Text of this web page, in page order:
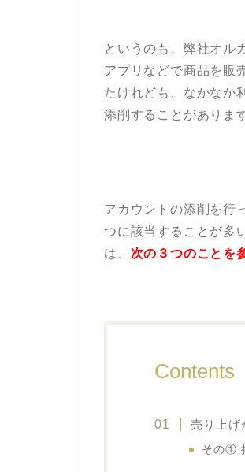
というのも、弊社オル
アプリなどで商品を販
たけれども、なかなか
添削することがありま
アカウントの添削を行
つに該当することが多
は、 次の３つのことを
Contents
売り上げ
その①